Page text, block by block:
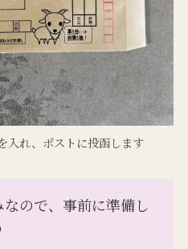
入れ、ポストに投函します
ので、事前に準備し